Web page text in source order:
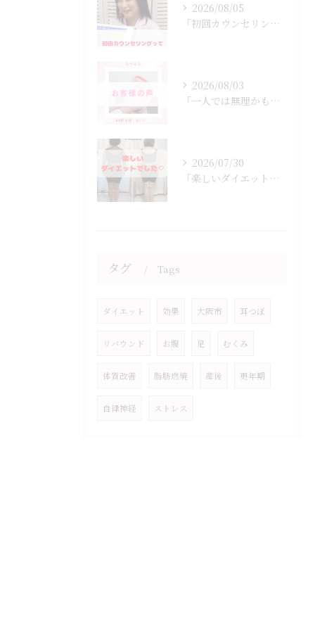
2026/08/05
「初回カウンセリングでは何をするの？」
2026/08/03
「一人では無理かも…」
2026/07/30
「楽しいダイエットでした♡」
タグ Tags
ダイエット 効果 大阪市 耳つぼ
リバウンド お腹 足 むくみ
体質改善 脂肪燃焼 産後 更年期
自律神経 ストレス